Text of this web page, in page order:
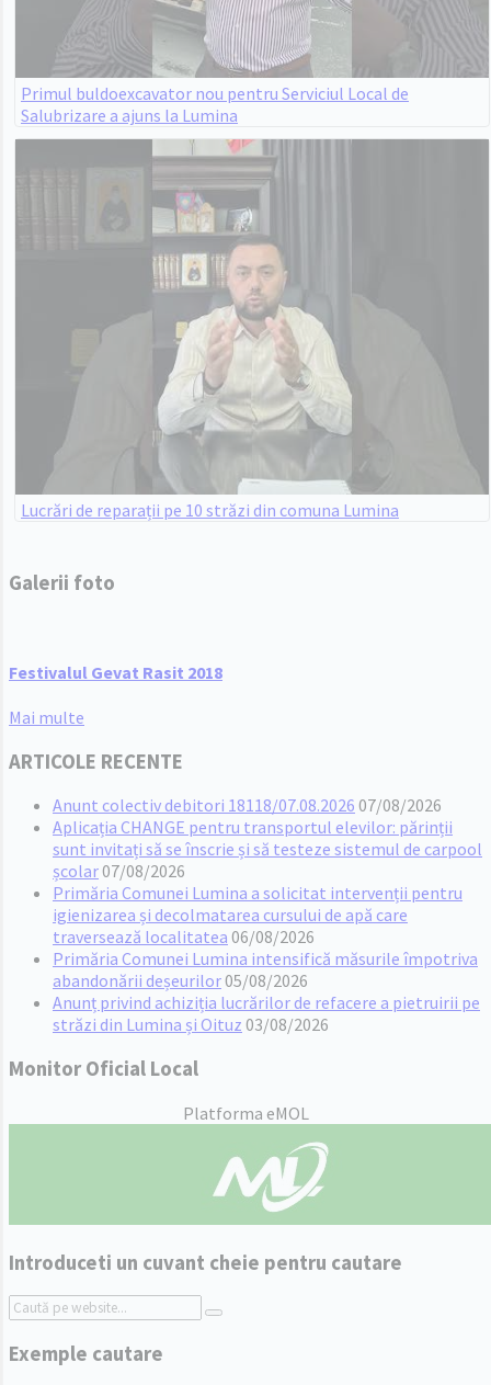
Primul buldoexcavator nou pentru Serviciul Local de
Salubrizare a ajuns la Lumina
Lucrări de reparații pe 10 străzi din comuna Lumina
Galerii foto
Festivalul Gevat Rasit 2018
Mai multe
ARTICOLE RECENTE
Anunt colectiv debitori 18118/07.08.2026 07/08/2026
Aplicația CHANGE pentru transportul elevilor: părinții
sunt invitați să se înscrie și să testeze sistemul de carpool
școlar07/08/2026
Primăria Comunei Lumina a solicitat intervenții pentru
igienizarea și decolmatarea cursului de apă care
traversează localitatea 06/08/2026
Primăria Comunei Lumina intensifică măsurile împotriva
abandonării deșeurilor05/08/2026
Anunț privind achiziția lucrărilor de refacere a pietruirii pe
străzi din Lumina și Oituz 03/08/2026
Monitor Oficial Local
Platforma eMOL
Introduceti un cuvant cheie pentru cautare
Search:
Exemple cautare